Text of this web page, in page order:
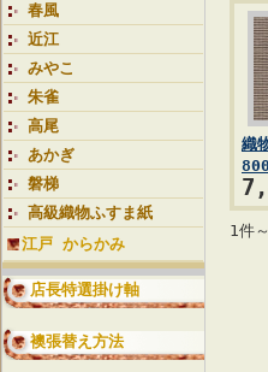
春風
近江
みやこ
朱雀
高尾
あかぎ
磐梯
高級織物ふすま紙
江戸 からかみ
店長特選掛け軸
襖張替え方法
織
1件